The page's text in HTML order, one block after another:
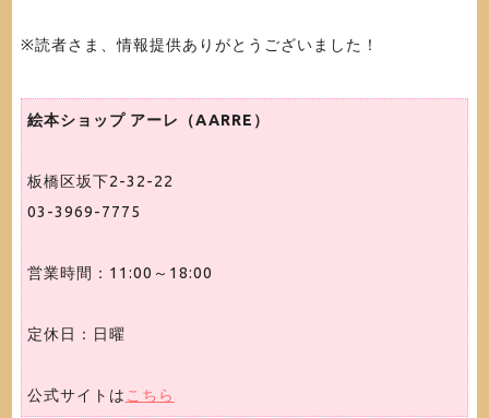
※読者さま、情報提供ありがとうございました！
絵本ショップ アーレ（AARRE）
板橋区坂下2-32-22
03-3969-7775
営業時間：11:00～18:00
定休日：日曜
公式サイトは こちら